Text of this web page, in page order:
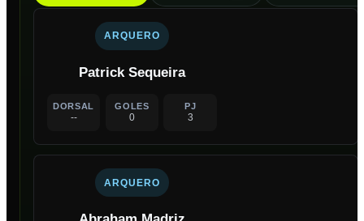
ARQUERO
Patrick Sequeira
DORSAL
--
GOLES
0
PJ
3
ARQUERO